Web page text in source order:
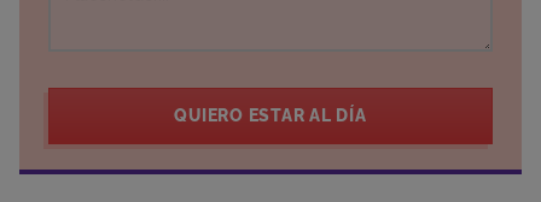
QUIERO ESTAR AL DÍA